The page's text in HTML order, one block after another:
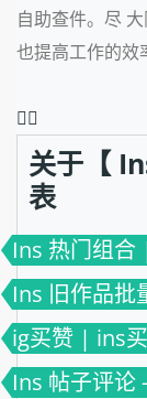
自助查件。尽
也提高工作的效
❤️‍🔥
关于【
表
Ins 热门组
Ins 旧作品批
ig买赞 | ins
Ins 帖子评